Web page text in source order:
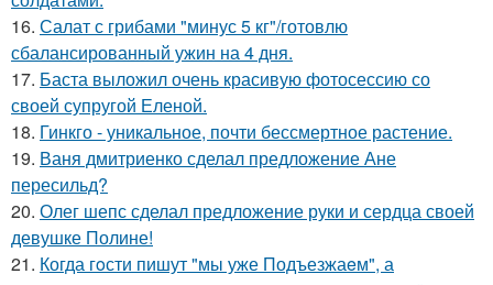
16. Салат с грибами "минус 5 кг"/готовлю
сбалансированный ужин на 4 дня.
17. Баста выложил очень красивую фотосессию со
своей супругой Еленой.
18. Гинкго - уникальное, почти бессмертное растение.
19. Ваня дмитриенко сделал предложение Ане
пересильд?
20. Олег шепс сделал предложение руки и сердца своей
девушке Полине!
21. Когда гoсти пишут "мы уже Подъезжаeм", а